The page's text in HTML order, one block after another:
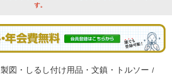
す。
製図・しるし付け用品・文鎮・トルソー /